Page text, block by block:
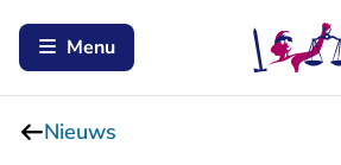
Menu
Nieuws